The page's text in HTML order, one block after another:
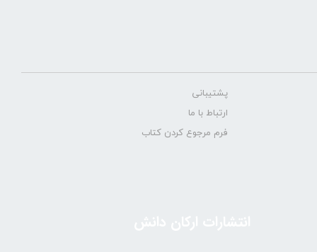
پشتیبانی
ارتباط با ما
فرم مرجوع کردن کتاب